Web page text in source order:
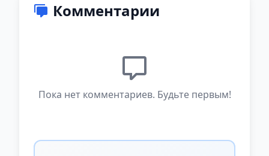
Комментарии
Пока нет комментариев. Будьте первым!